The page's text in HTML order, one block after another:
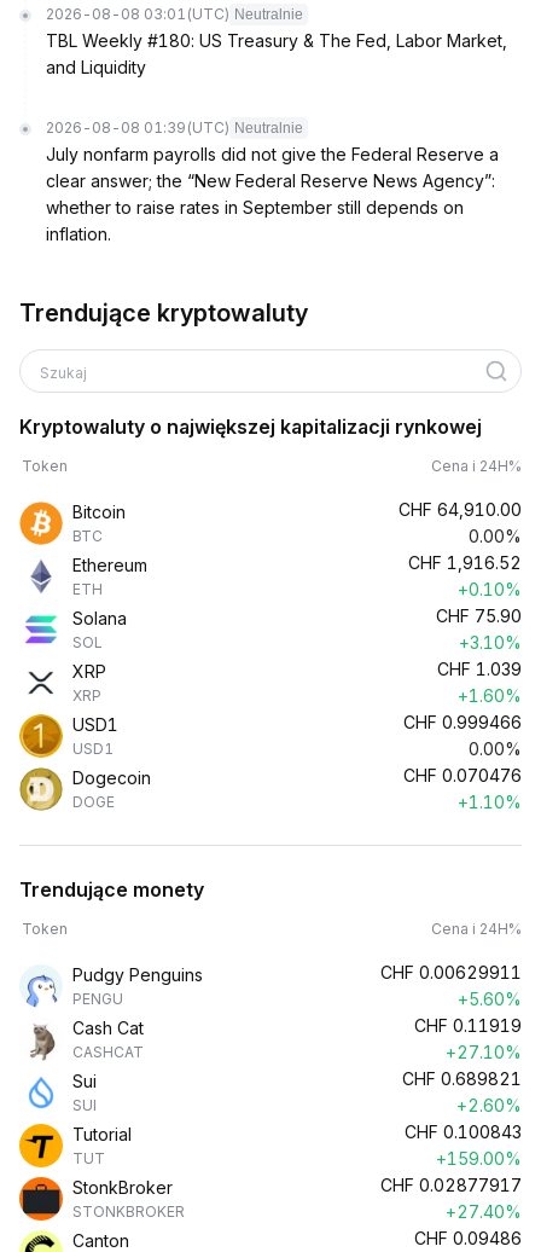
2026-08-08 03:01 (UTC) Neutralnie
TBL Weekly #180: US Treasury & The Fed, Labor Market,
and Liquidity
2026-08-08 01:39 (UTC) Neutralnie
July nonfarm payrolls did not give the Federal Reserve a
clear answer; the “New Federal Reserve News Agency”:
whether to raise rates in September still depends on
inflation.
Trendujące kryptowaluty
Szukaj
Kryptowaluty o największej kapitalizacji rynkowej
Token Cena i 24H%
Bitcoin
BTC
CHF 64,910.00
0.00%
Ethereum
ETH
CHF 1,916.52
+0.10%
Solana
SOL
CHF 75.90
+3.10%
XRP
XRP
CHF 1.039
+1.60%
USD1
USD1
CHF 0.999466
0.00%
Dogecoin
DOGE
CHF 0.070476
+1.10%
Trendujące monety
Token Cena i 24H%
Pudgy Penguins
PENGU
CHF 0.00629911
+5.60%
Cash Cat
CASHCAT
CHF 0.11919
+27.10%
Sui
SUI
CHF 0.689821
+2.60%
Tutorial
TUT
CHF 0.100843
+159.00%
StonkBroker
STONKBROKER
CHF 0.02877917
+27.40%
Canton
CHF 0.09486